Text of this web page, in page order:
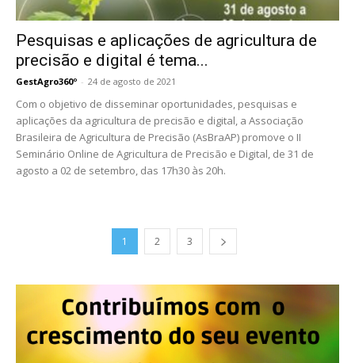
Pesquisas e aplicações de agricultura de
precisão e digital é tema...
GestAgro360º - 24 de agosto de 2021
Com o objetivo de disseminar oportunidades, pesquisas e
aplicações da agricultura de precisão e digital, a Associação
Brasileira de Agricultura de Precisão (AsBraAP) promove o II
Seminário Online de Agricultura de Precisão e Digital, de 31 de
agosto a 02 de setembro, das 17h30 às 20h.
1 2 3